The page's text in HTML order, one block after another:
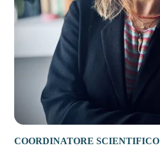
COORDINATORE SCIENTIFICO